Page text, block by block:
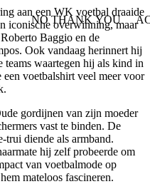
aan een WK voetbal draaide
iconische overwinning, maar
Baggio en de
Ook vandaag herinnert hij
teams waartegen hij als kind in
een voetbalshirt veel meer voor
gordijnen van zijn moeder
vast te binden. De
diende als armband.
hij zelf probeerde om
van voetbalmode op
mateloos fascineren.
NO THANK YOU
WITHDRAW